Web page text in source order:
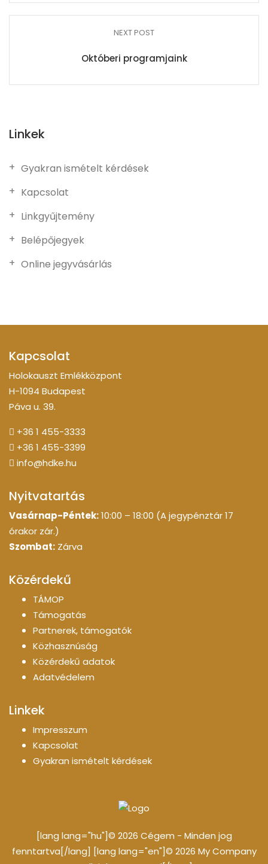
NEXT POST
Októberi programjaink
Linkek
Gyakran ismételt kérdések
Kapcsolat
Linkgyűjtemény
Belépőjegyek
Online jegyvásárlás
Kapcsolat
Holokauszt Emlékközpont
H-1094 Budapest
Páva u. 39.
+36 1 455-3333
+36 1 455-3399
info@hdke.hu
Nyitvatartás
Vasárnap-Péntek:10:00 – 18:00 (A jegypénztár 17
órakor zár.)
Szombat: Zárva
Közérdekű
TÁMOP
Támogatás
Partnerek, támogatók
Közhasznúság
Közérdekű adatok
Adatvédelem
Linkek
Impresszum
Kapcsolat
Gyakran ismételt kérdések
[lang lang="hu"]© 2026 Cégem - Minden jog
fenntartva[/lang] [lang lang="en"]© 2026 My Company